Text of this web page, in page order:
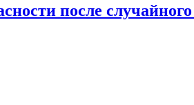
после случайного